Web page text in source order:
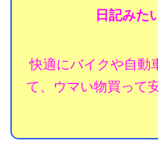
日記みた
快適にバイクや自動
て、ウマい物買って